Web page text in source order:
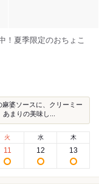
！夏季限定のおちょこ
麻婆ソースに、クリーミー
まりの美味し...
火
11
水
12
木
13